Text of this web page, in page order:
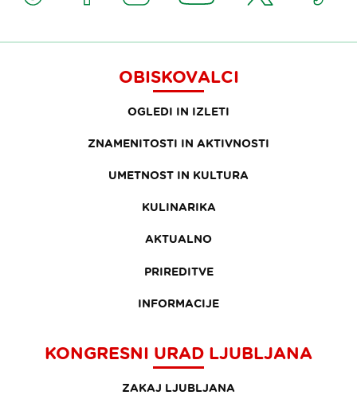
OBISKOVALCI
OGLEDI IN IZLETI
ZNAMENITOSTI IN AKTIVNOSTI
UMETNOST IN KULTURA
KULINARIKA
AKTUALNO
PRIREDITVE
INFORMACIJE
KONGRESNI URAD LJUBLJANA
ZAKAJ LJUBLJANA